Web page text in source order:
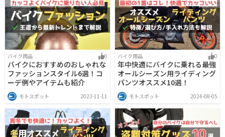
バイク用品 0
バイクにおすすめのおしゃれな
ファッションスタイル6選！コ
ーデ例やアイテムも紹介
モトスポット 2023-11-11
バイク用品 0
年中快適にバイクに乗れる最強
オールシーズン用ライディング
パンツオススメ10選！
モトスポット 2024-08-05